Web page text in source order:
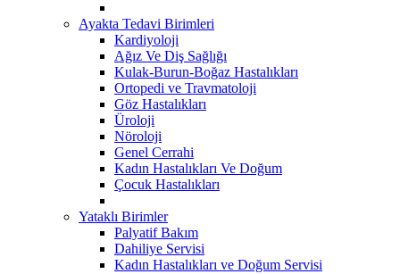
Ayakta Tedavi Birimleri
Kardiyoloji
Ağız Ve Diş Sağlığı
Kulak-Burun-Boğaz Hastalıkları
Ortopedi ve Travmatoloji
Göz Hastalıkları
Üroloji
Nöroloji
Genel Cerrahi
Kadın Hastalıkları Ve Doğum
Çocuk Hastalıkları
Yataklı Birimler
Palyatif Bakım
Dahiliye Servisi
Kadın Hastalıkları ve Doğum Servisi